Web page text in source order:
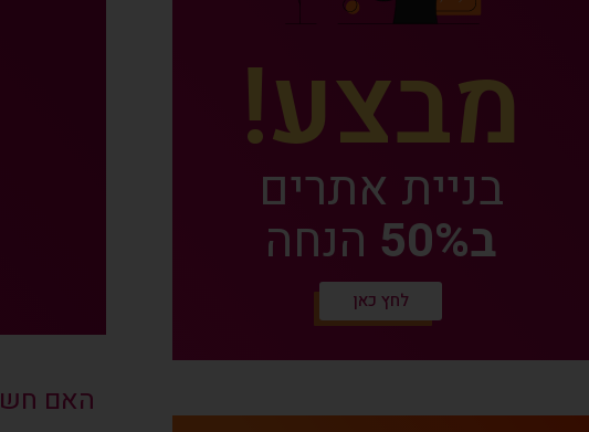
מבצע!
בניית אתרים
ב50% הנחה
לחץ כאן
האם